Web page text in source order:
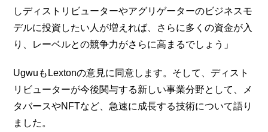
しディストリビューターやアグリゲーターのビジネスモ
デルに投資したい人が増えれば、さらに多くの資金が入
り、レーベルとの競争力がさらに高まるでしょう」
UgwuもLextonの意見に同意します。そして、ディスト
リビューターが今後関与する新しい事業分野として、メ
タバースやNFTなど、急速に成長する技術について語り
ました。